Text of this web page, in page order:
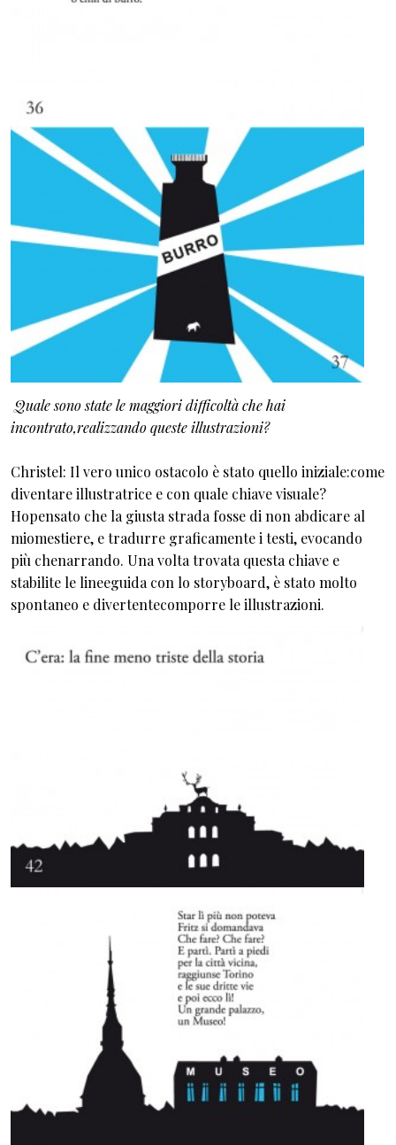
Quale sono state le maggiori difficoltà che hai
incontrato,realizzando queste illustrazioni?
Christel: Il vero unico ostacolo è stato quello iniziale:come
diventare illustratrice e con quale chiave visuale?
Hopensato che la giusta strada fosse di non abdicare al
miomestiere, e tradurre graficamente i testi, evocando
più chenarrando. Una volta trovata questa chiave e
stabilite le lineeguida con lo storyboard, è stato molto
spontaneo e divertentecomporre le illustrazioni.